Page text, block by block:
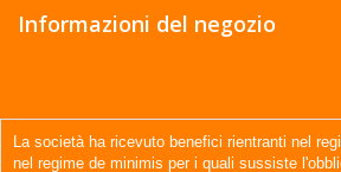
Informazioni del negozio
La società ha ricevuto benefici rientranti nel
nel regime de minimis per i quali sussiste